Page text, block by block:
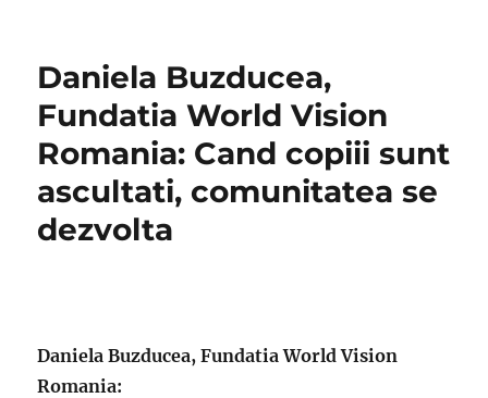
Daniela Buzducea,
Fundatia World Vision
Romania: Cand copiii sunt
ascultati, comunitatea se
dezvolta
Daniela Buzducea, Fundatia World Vision
Romania: